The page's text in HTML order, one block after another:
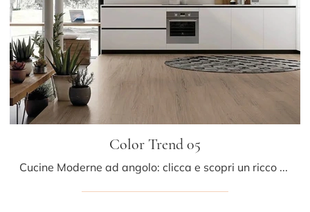
Color Trend 05
Cucine Moderne ad angolo: clicca e scopri un ricco catalogo di soluzioni della firma Stosa, tra cui il modello Color Trend 05.